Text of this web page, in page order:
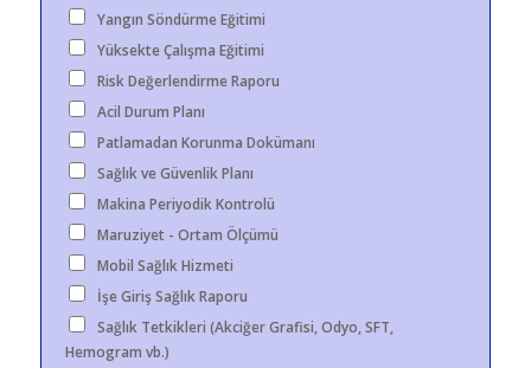
Yangın Söndürme Eğitimi
Yüksekte Çalışma Eğitimi
Risk Değerlendirme Raporu
Acil Durum Planı
Patlamadan Korunma Dokümanı
Sağlık ve Güvenlik Planı
Makina Periyodik Kontrolü
Maruziyet - Ortam Ölçümü
Mobil Sağlık Hizmeti
İşe Giriş Sağlık Raporu
Sağlık Tetkikleri (Akciğer Grafisi, Odyo, SFT,
Hemogram vb.)